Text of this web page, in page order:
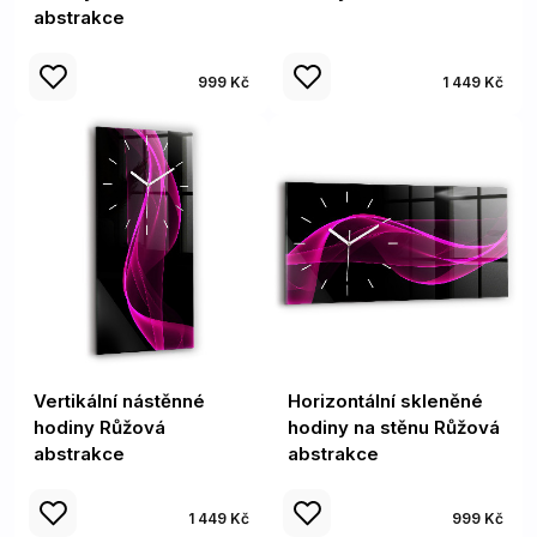
abstrakce
999 Kč 1 449 Kč
Vertikální nástěnné
hodiny Růžová
abstrakce
1 449 Kč
Horizontální skleněné
hodiny na stěnu Růžová
abstrakce
999 Kč